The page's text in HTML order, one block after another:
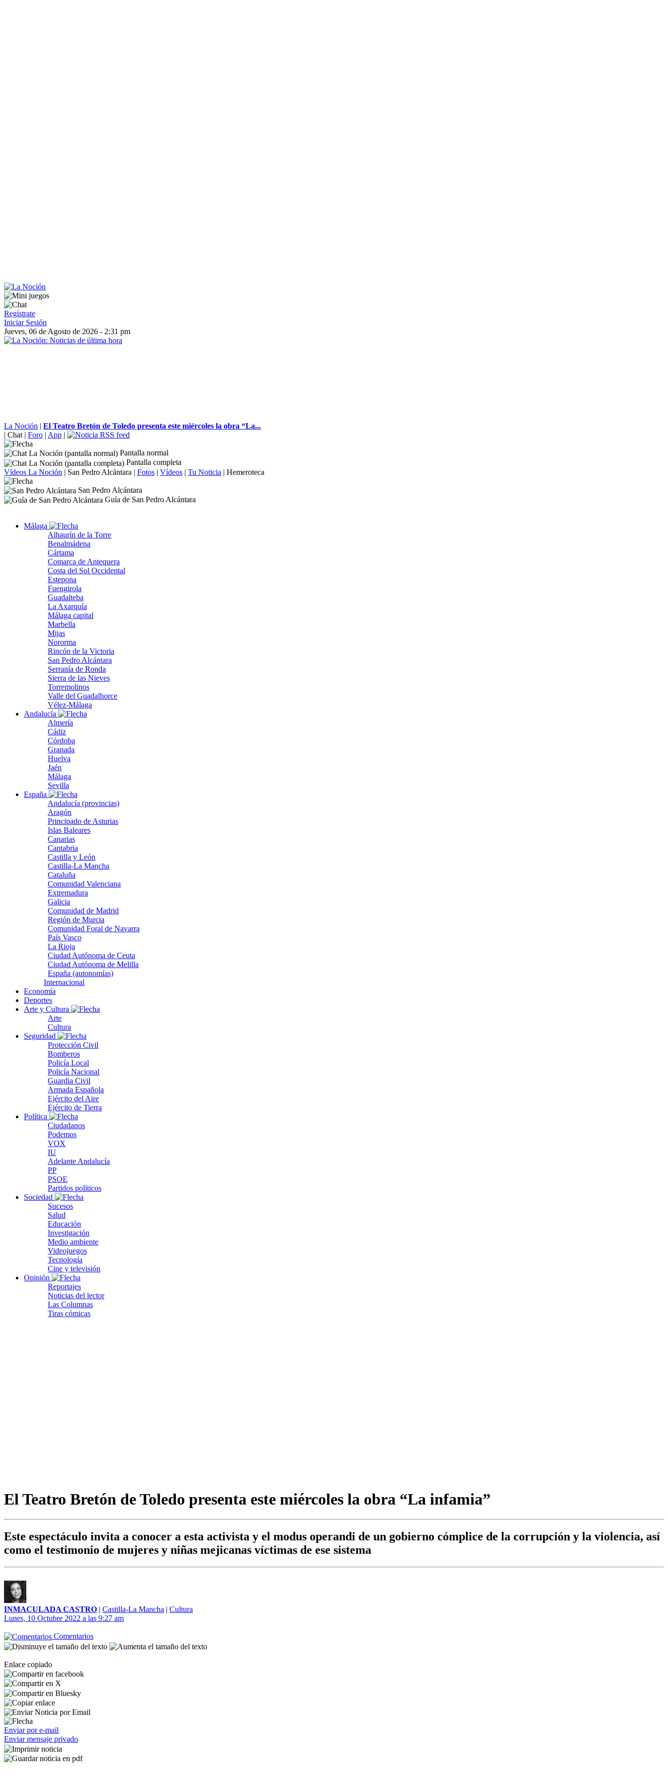
Regístrate
Iniciar Sesión
Jueves, 06 de Agosto de 2026 - 2:31 pm
La Noción | El Teatro Bretón de Toledo presenta este miércoles la obra “La...
| Chat | Foro | App |
Pantalla normal
Pantalla completa
Vídeos La Noción | San Pedro Alcántara | Fotos | Vídeos | Tu Noticia | Hemeroteca
San Pedro Alcántara
Guía de San Pedro Alcántara
Málaga
Alhaurín de la Torre
Benalmádena
Cártama
Comarca de Antequera
Costa del Sol Occidental
Estepona
Fuengirola
Guadalteba
La Axarquía
Málaga capital
Marbella
Mijas
Nororma
Rincón de la Victoria
San Pedro Alcántara
Serranía de Ronda
Sierra de las Nieves
Torremolinos
Valle del Guadalhorce
Vélez-Málaga
Andalucía
Almería
Cádiz
Córdoba
Granada
Huelva
Jaén
Málaga
Sevilla
España
Andalucía (provincias)
Aragón
Principado de Asturias
Islas Baleares
Canarias
Cantabria
Castilla y León
Castilla-La Mancha
Cataluña
Comunidad Valenciana
Extremadura
Galicia
Comunidad de Madrid
Región de Murcia
Comunidad Foral de Navarra
País Vasco
La Rioja
Ciudad Autónoma de Ceuta
Ciudad Autónoma de Melilla
España (autonomías)
Internacional
Economía
Deportes
Arte y Cultura
Arte
Cultura
Seguridad
Protección Civil
Bomberos
Policía Local
Policía Nacional
Guardia Civil
Armada Española
Ejército del Aire
Ejército de Tierra
Política
Ciudadanos
Podemos
VOX
IU
Adelante Andalucía
PP
PSOE
Partidos políticos
Sociedad
Sucesos
Salud
Educación
Investigación
Medio ambiente
Videojuegos
Tecnología
Cine y televisión
Opinión
Reportajes
Noticias del lector
Las Columnas
Tiras cómicas
El Teatro Bretón de Toledo presenta este miércoles la obra “La infamia”
Este espectáculo invita a conocer a esta activista y el modus operandi de un gobierno cómplice de la corrupción y la violencia, así
como el testimonio de mujeres y niñas mejicanas víctimas de ese sistema
INMACULADA CASTRO | Castilla-La Mancha | Cultura
Lunes, 10 Octubre 2022 a las 9:27 am
Comentarios
Enlace copiado
Enviar por e-mail
Enviar mensaje privado